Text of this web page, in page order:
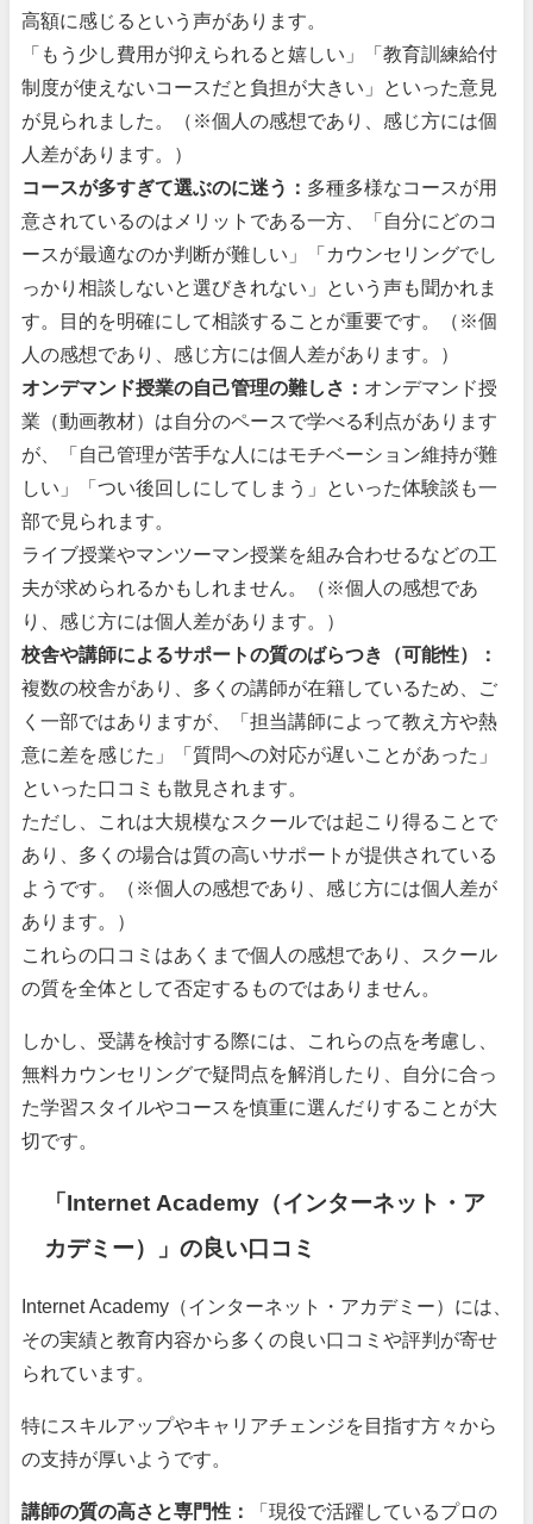
高額に感じるという声があります。
「もう少し費用が抑えられると嬉しい」「教育訓練給付
制度が使えないコースだと負担が大きい」といった意見
が見られました。（※個人の感想であり、感じ方には個
人差があります。）
コースが多すぎて選ぶのに迷う： 多種多様なコースが用
意されているのはメリットである一方、「自分にどのコ
ースが最適なのか判断が難しい」「カウンセリングでし
っかり相談しないと選びきれない」という声も聞かれま
す。目的を明確にして相談することが重要です。（※個
人の感想であり、感じ方には個人差があります。）
オンデマンド授業の自己管理の難しさ： オンデマンド授
業（動画教材）は自分のペースで学べる利点があります
が、「自己管理が苦手な人にはモチベーション維持が難
しい」「つい後回しにしてしまう」といった体験談も一
部で見られます。
ライブ授業やマンツーマン授業を組み合わせるなどの工
夫が求められるかもしれません。（※個人の感想であ
り、感じ方には個人差があります。）
校舎や講師によるサポートの質のばらつき（可能性）：
複数の校舎があり、多くの講師が在籍しているため、ご
く一部ではありますが、「担当講師によって教え方や熱
意に差を感じた」「質問への対応が遅いことがあった」
といった口コミも散見されます。
ただし、これは大規模なスクールでは起こり得ることで
あり、多くの場合は質の高いサポートが提供されている
ようです。（※個人の感想であり、感じ方には個人差が
あります。）
これらの口コミはあくまで個人の感想であり、スクール
の質を全体として否定するものではありません。
しかし、受講を検討する際には、これらの点を考慮し、
無料カウンセリングで疑問点を解消したり、自分に合っ
た学習スタイルやコースを慎重に選んだりすることが大
切です。
「Internet Academy（インターネット・ア
カデミー）」の良い口コミ
Internet Academy（インターネット・アカデミー）には、
その実績と教育内容から多くの良い口コミや評判が寄せ
られています。
特にスキルアップやキャリアチェンジを目指す方々から
の支持が厚いようです。
講師の質の高さと専門性：
「現役で活躍しているプロの